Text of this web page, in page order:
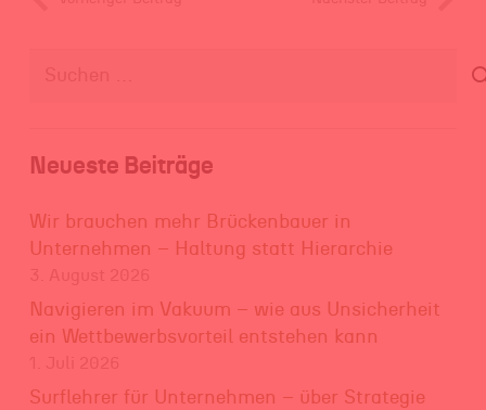
Neueste Beiträge
Wir brauchen mehr Brückenbauer in
Unternehmen – Haltung statt Hierarchie
Navigieren im Vakuum – wie aus Unsicherheit
ein Wettbewerbsvorteil entstehen kann
Surflehrer für Unternehmen – über Strategie